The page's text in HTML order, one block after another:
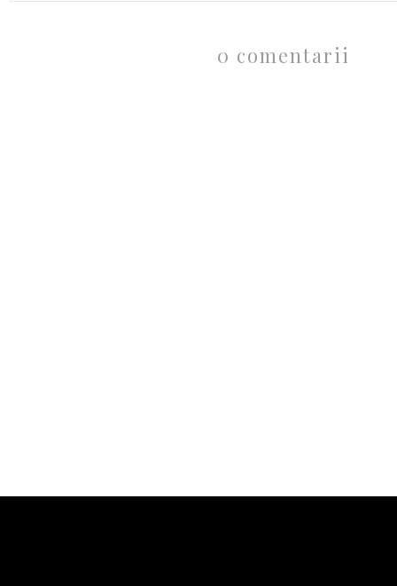
0 comentarii